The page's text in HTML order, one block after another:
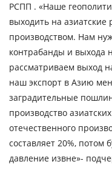
РСПП . «Наше
выходить на
производством. Нам
контрабанды и выхода
рассматриваем выход
наш экспорт в Азию
заградительные
производство
отечественного
составляет 20%,
давление извне»-